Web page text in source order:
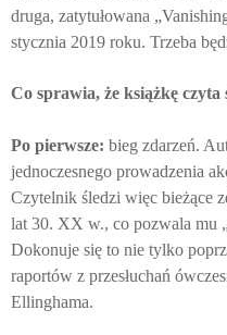
druga, zatytułowana
stycznia 2019 roku. Trzeba
Co sprawia, że książkę czyta
Po pierwsze: bieg zdarzeń.
jednoczesnego prowadzenia
Czytelnik śledzi więc bieżące
lat 30. XX w., co pozwala mu
Dokonuje się to nie tylko
raportów z przesłuchań
Ellinghama.